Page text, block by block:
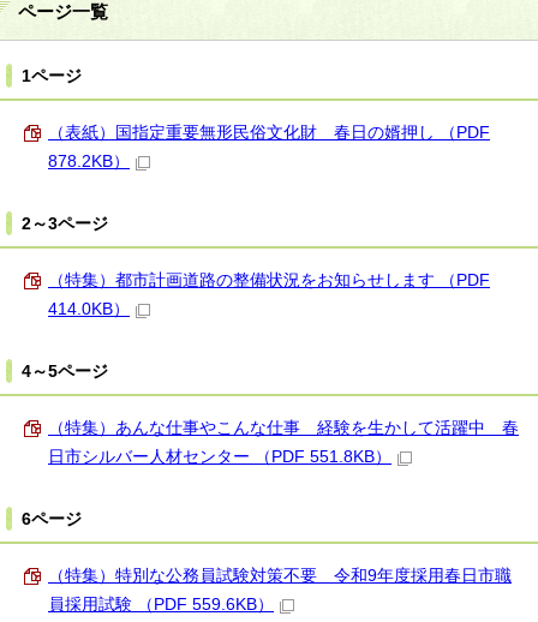
ページ一覧
1ページ
（表紙）国指定重要無形民俗文化財 春日の婿押し （PDF
878.2KB）
2～3ページ
（特集）都市計画道路の整備状況をお知らせします （PDF
414.0KB）
4～5ページ
（特集）あんな仕事やこんな仕事 経験を生かして活躍中 春
日市シルバー人材センター （PDF 551.8KB）
6ページ
（特集）特別な公務員試験対策不要 令和9年度採用春日市職
員採用試験 （PDF 559.6KB）